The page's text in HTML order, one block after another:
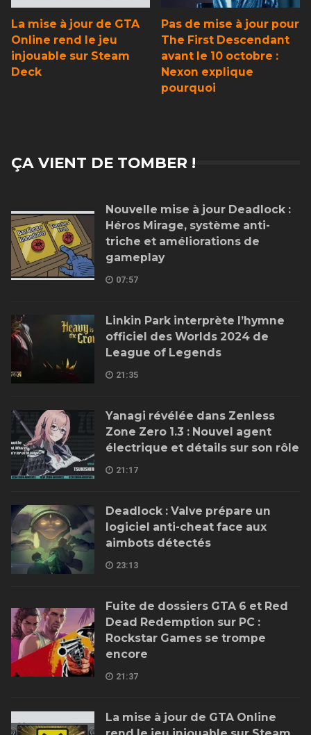
La mise à jour de GTA
Online rend le jeu
injouable sur Steam
Deck
Pas de mise à jour pour
The First Descendant
avant le 10 octobre :
Nexon explique
pourquoi
ÇA VIENT DE TOMBER !
Nouvelle mise à jour Deadlock :
Héros Mirage, système anti-
triche et améliorations de
gameplay
07:57
Linkin Park interprète l’hymne
officiel des Worlds 2024 de
League of Legends
21:35
Yanagi révélée dans Zenless
Zone Zero 1.3 : Nouvel agent
électrique et détails sur son rôle
21:17
Deadlock : Valve prépare un
logiciel anti-cheat face aux
aimbots détectés
23:13
Fuite de dossiers GTA 6 et Red
Dead Redemption sur PC :
Rockstar Games se trompe
encore
21:37
La mise à jour de GTA Online